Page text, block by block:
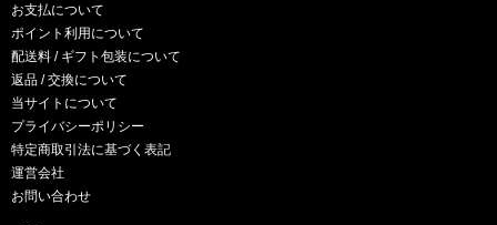
お支払について
ポイント利用について
配送料 / ギフト包装について
返品 / 交換について
当サイトについて
プライバシーポリシー
特定商取引法に基づく表記
運営会社
お問い合わせ